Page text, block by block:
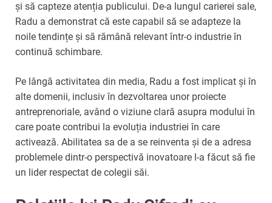
și să capteze atenția publicului. De-a lungul carierei sale,
Radu a demonstrat că este capabil să se adapteze la
noile tendințe și să rămână relevant într-o industrie în
continuă schimbare.
Pe lângă activitatea din media, Radu a fost implicat și în
alte domenii, inclusiv în dezvoltarea unor proiecte
antreprenoriale, având o viziune clară asupra modului în
care poate contribui la evoluția industriei în care
activează. Abilitatea sa de a se reinventa și de a adresa
problemele dintr-o perspectivă inovatoare l-a făcut să fie
un lider respectat de colegii săi.